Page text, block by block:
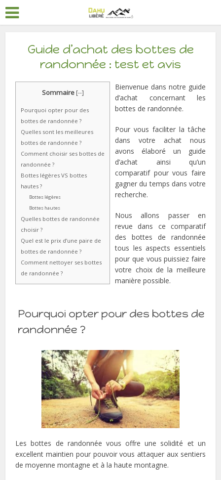
Guide d’achat des bottes de
randonnée : test et avis
Sommaire [--]
Pourquoi opter pour des
bottes de randonnée ?
Quelles sont les meilleures
bottes de randonnée ?
Comment choisir ses bottes de
randonnée ?
Bottes légères VS bottes
hautes ?
Bottes légères
Bottes hautes
Quelles bottes de randonnée
choisir ?
Quel est le prix d’une paire de
bottes de randonnée ?
Comment nettoyer ses bottes
de randonnée ?
Bienvenue dans notre guide
d’achat concernant les
bottes de randonnée.
Pour vous faciliter la tâche
dans votre achat nous
avons élaboré un guide
d’achat ainsi qu’un
comparatif pour vous faire
gagner du temps dans votre
recherche.
Nous allons passer en
revue dans ce comparatif
des bottes de randonnée
tous les aspects essentiels
pour que vous puissiez faire
votre choix de la meilleure
manière possible.
Pourquoi opter pour des bottes de
randonnée ?
Les bottes de randonnée vous offre une solidité et un
excellent maintien pour pouvoir vous attaquer aux sentiers
de moyenne montagne et à la haute montagne.